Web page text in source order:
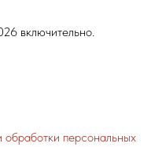
включительно.
персональных